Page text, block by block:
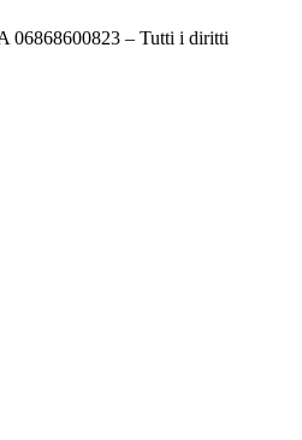
06868600823 – Tutti i diritti